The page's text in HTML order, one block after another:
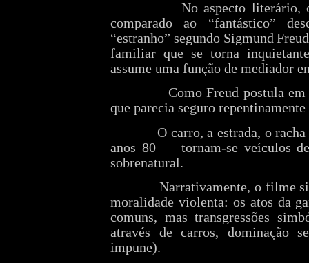
No aspecto literário,
comparado ao “fantástico”
“estranho” segundo Sigmund
familiar que se torna
assume uma função de mediador
Como Freud postula
que parecia seguro repentinamente
O carro, a estrada, o
anos 80 — tornam‑se veículos
sobrenatural.
Narrativamente, o filme
moralidade violenta: os atos da
comuns, mas transgressões
através de carros, dominação
impune).